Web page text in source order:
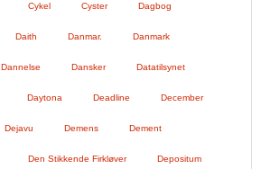
Cykel Cyster Dagbog
Daith Danmar. Danmark
Dannelse Dansker Datatilsynet
Daytona Deadline December
Dejavu Demens Dement
Den Stikkende Firkløver Depositum